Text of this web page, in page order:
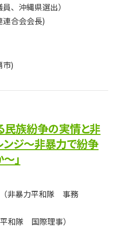
、沖縄県選出）
連合会会長)
市)
民族紛争の実情と非
ジ～非暴力で紛争
」
非暴力平和隊 事務
平和隊 国際理事）